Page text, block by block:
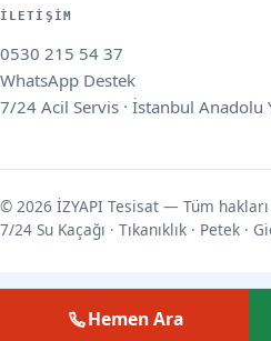
İLETIŞIM
0530 215 54 37
WhatsApp Destek
7/24 Acil Servis · İstanbul Anadolu
© 2026 İZYAPI Tesisat — Tüm hakları
7/24 Su Kaçağı · Tıkanıklık · Petek ·
Hemen Ara